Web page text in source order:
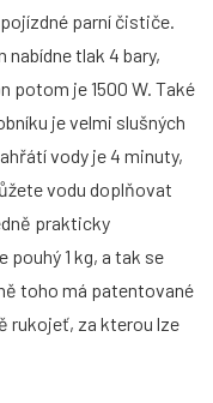
parní čističe.
nabídne tlak 4 bary,
potom je 1500 W. Také
je velmi slušných
vody je 4 minuty,
vodu doplňovat
prakticky
1 kg, a tak se
toho má patentované
rukojeť, za kterou lze